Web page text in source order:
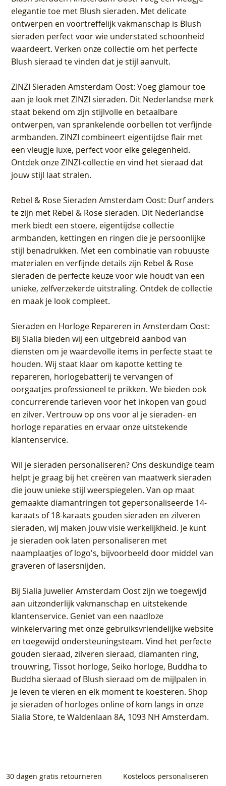
elegantie toe met Blush sieraden. Met delicate
ontwerpen en voortreffelijk vakmanschap is Blush
sieraden perfect voor wie understated schoonheid
waardeert. Verken onze collectie om het perfecte
Blush sieraad te vinden dat je stijl aanvult.
ZINZI Sieraden Amsterdam Oost: Voeg glamour toe
aan je look met ZINZI sieraden. Dit Nederlandse merk
staat bekend om zijn stijlvolle en betaalbare
ontwerpen, van sprankelende oorbellen tot verfijnde
armbanden. ZINZI combineert eigentijdse flair met
een vleugje luxe, perfect voor elke gelegenheid.
Ontdek onze ZINZI-collectie en vind het sieraad dat
jouw stijl laat stralen.
Rebel & Rose Sieraden Amsterdam Oost: Durf anders
te zijn met Rebel & Rose sieraden. Dit Nederlandse
merk biedt een stoere, eigentijdse collectie
armbanden, kettingen en ringen die je persoonlijke
stijl benadrukken. Met een combinatie van robuuste
materialen en verfijnde details zijn Rebel & Rose
sieraden de perfecte keuze voor wie houdt van een
unieke, zelfverzekerde uitstraling. Ontdek de collectie
en maak je look compleet.
Sieraden en Horloge Repareren in Amsterdam Oost:
Bij Sialia bieden wij een uitgebreid aanbod van
diensten om je waardevolle items in perfecte staat te
houden. Wij staat klaar om kapotte ketting te
repareren, horlogebatterij te vervangen of
oorgaatjes professioneel te prikken. We bieden ook
concurrerende tarieven voor het inkopen van goud
en zilver. Vertrouw op ons voor al je sieraden- en
horloge reparaties en ervaar onze uitstekende
klantenservice.
Wil je sieraden personaliseren? Ons deskundige team
helpt je graag bij het creëren van maatwerk sieraden
die jouw unieke stijl weerspiegelen. Van op maat
gemaakte diamantringen tot gepersonaliseerde 14-
karaats of 18-karaats gouden sieraden en zilveren
sieraden, wij maken jouw visie werkelijkheid. Je kunt
je sieraden ook laten personaliseren met
naamplaatjes of logo's, bijvoorbeeld door middel van
graveren of lasersnijden.
BijSialia Juwelier Amsterdam Oostzijn we toegewijd
aan uitzonderlijk vakmanschap en uitstekende
klantenservice. Geniet van een naadloze
winkelervaring met onze gebruiksvriendelijke website
en toegewijd ondersteuningsteam. Vind het perfecte
gouden sieraad, zilveren sieraad, diamanten ring,
trouwring, Tissot horloge, Seiko horloge, Buddha to
Buddha sieraad of Blush sieraad om de mijlpalen in
je leven te vieren en elk moment te koesteren. Shop
je sieraden of horloges online of kom langs in onze
Sialia Store, te Waldenlaan 8A, 1093 NH Amsterdam.
30 dagen gratis retourneren Kosteloos personaliseren